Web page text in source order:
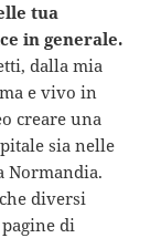
tua
in generale.
dalla mia
e vivo in
creare una
sia nelle
Normandia.
diversi
di